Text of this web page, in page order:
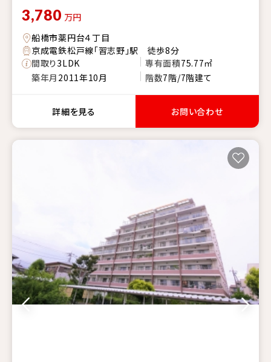
3,780 万円
船橋市薬円台４丁目
京成電鉄松戸線「習志野」駅 徒歩8分
間取り3LDK 専有面積75.77㎡
築年月 2011年10月 階数7階/7階建て
詳細を見る お問い合わせ